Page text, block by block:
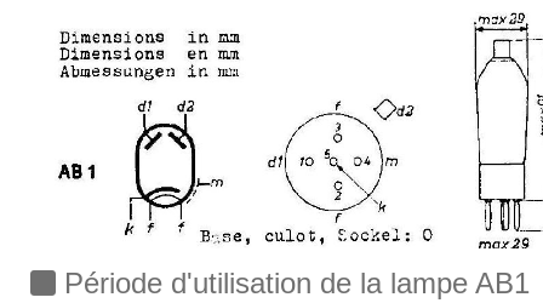
Période d'utilisation de la lampe AB1